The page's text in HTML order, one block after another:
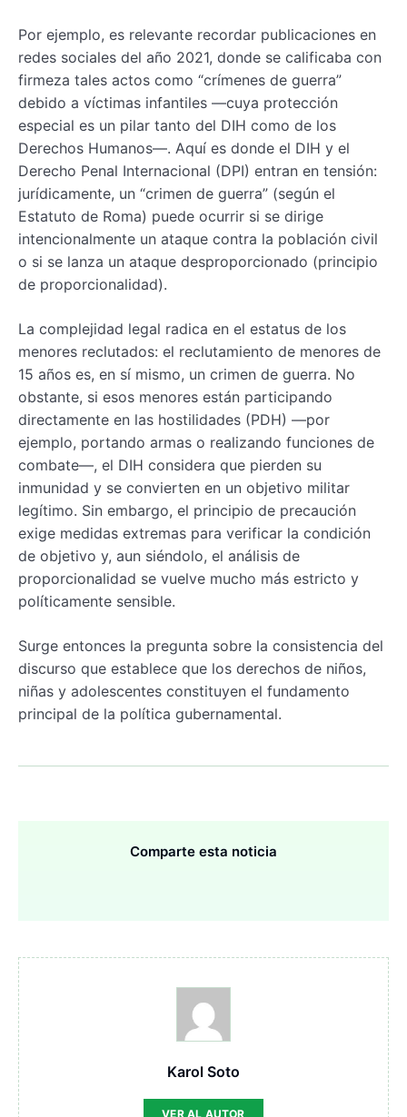
Por ejemplo, es relevante recordar publicaciones en
redes sociales del año 2021, donde se calificaba con
firmeza tales actos como “crímenes de guerra”
debido a víctimas infantiles —cuya protección
especial es un pilar tanto del DIH como de los
Derechos Humanos—. Aquí es donde el DIH y el
Derecho Penal Internacional (DPI) entran en tensión:
jurídicamente, un “crimen de guerra” (según el
Estatuto de Roma) puede ocurrir si se dirige
intencionalmente un ataque contra la población civil
o si se lanza un ataque desproporcionado (principio
de proporcionalidad).
La complejidad legal radica en el estatus de los
menores reclutados: el reclutamiento de menores de
15 años es, en sí mismo, un crimen de guerra. No
obstante, si esos menores están participando
directamente en las hostilidades (PDH) —por
ejemplo, portando armas o realizando funciones de
combate—, el DIH considera que pierden su
inmunidad y se convierten en un objetivo militar
legítimo. Sin embargo, el principio de precaución
exige medidas extremas para verificar la condición
de objetivo y, aun siéndolo, el análisis de
proporcionalidad se vuelve mucho más estricto y
políticamente sensible.
Surge entonces la pregunta sobre la consistencia del
discurso que establece que los derechos de niños,
niñas y adolescentes constituyen el fundamento
principal de la política gubernamental.
Comparte esta noticia
Karol Soto
VER AL AUTOR